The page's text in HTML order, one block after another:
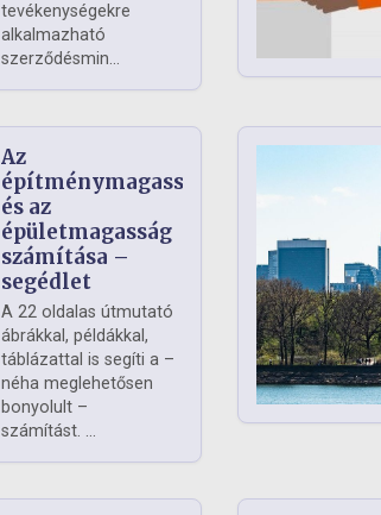
tevékenységekre
alkalmazható
szerződésmin...
Az
építménymagasság
és az
épületmagasság
számítása –
segédlet
A 22 oldalas útmutató
ábrákkal, példákkal,
táblázattal is segíti a –
néha meglehetősen
bonyolult –
számítást. ...